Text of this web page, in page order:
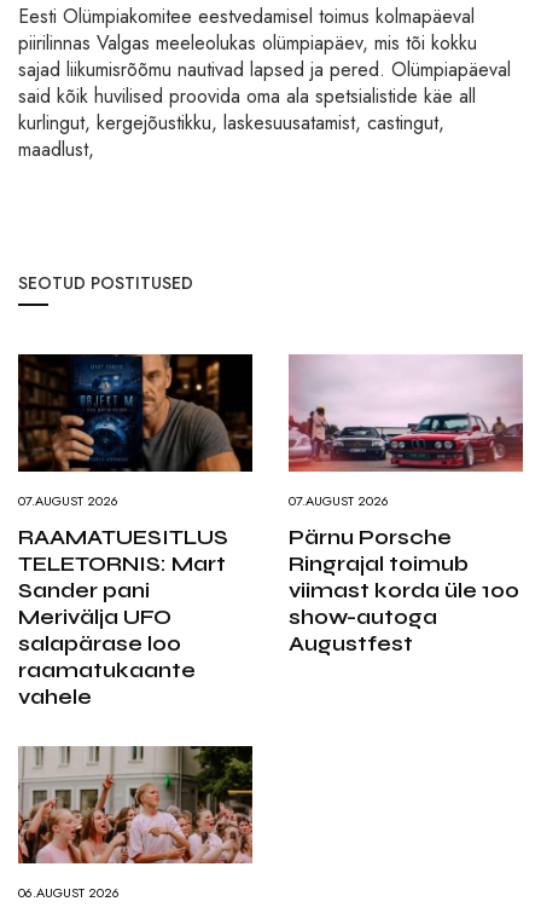
Eesti Olümpiakomitee eestvedamisel toimus kolmapäeval
piirilinnas Valgas meeleolukas olümpiapäev, mis tõi kokku
sajad liikumisrõõmu nautivad lapsed ja pered. Olümpiapäeval
said kõik huvilised proovida oma ala spetsialistide käe all
kurlingut, kergejõustikku, laskesuusatamist, castingut,
maadlust,
SEOTUD POSTITUSED
07.AUGUST 2026
RAAMATUESITLUS
TELETORNIS: Mart
Sander pani
Merivälja UFO
salapärase loo
raamatukaante
vahele
07.AUGUST 2026
Pärnu Porsche
Ringrajal toimub
viimast korda üle 100
show-autoga
Augustfest
06.AUGUST 2026